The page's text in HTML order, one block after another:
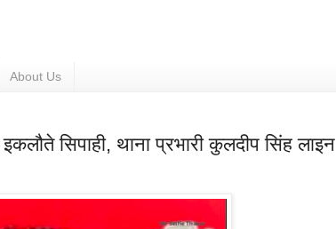
About Us
सिपाही, थाना प्रभारी कुलदीप सिंह लाइन